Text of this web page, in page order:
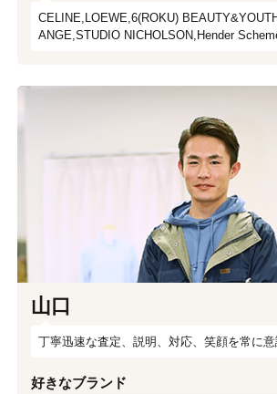
CELINE,LOEWE,6(ROKU)
ANGE,STUDIO NICHOLSON,Hender
山口
丁寧迅速な査定、説明、対応、笑顔を常に意
好きなブランド